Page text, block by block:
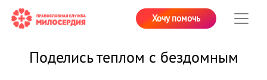
Хочу помочь
Поделись теплом с бездомным